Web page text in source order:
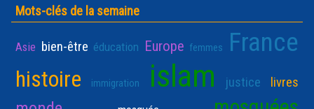
Mots-clés de la semaine
Asie bien-être éducation Europe femmes France
histoire immigration islam justice livres